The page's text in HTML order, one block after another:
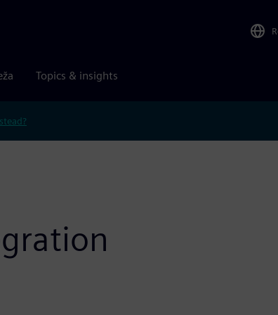
Topics & insights